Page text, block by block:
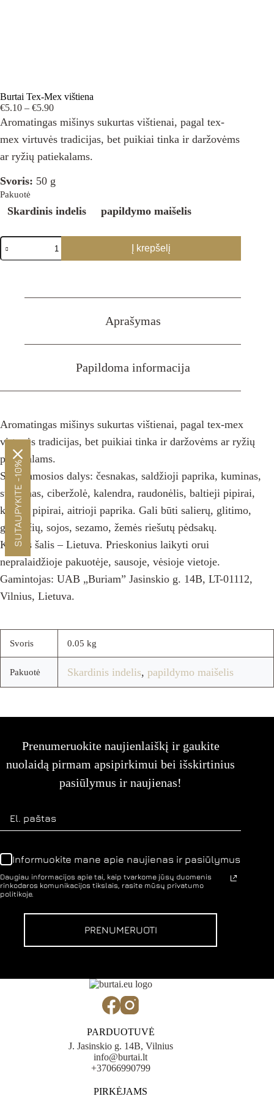
Burtai Tex-Mex vištiena
€5.10 – €5.90Price
range:
€5.10
through
€5.90
Aromatingas mišinys sukurtas vištienai, pagal tex-
mex virtuvės tradicijas, bet puikiai tinka ir daržovėms
ar ryžių patiekalams.
Svoris: 50 g
Pakuotė
Skardinis indelis papildymo maišelis
produkto
kiekis:
Burtai
Į krepšelį
Aprašymas
Papildoma informacija
Aromatingas mišinys sukurtas vištienai, pagal tex-mex
virtuvės tradicijas, bet puikiai tinka ir daržovėms ar ryžių
patiekalams.
Sudedamosios dalys: česnakas, saldžioji paprika, kuminas,
svogūnas, ciberžolė, kalendra, raudonėlis, baltieji pipirai,
kajeno pipirai, aitrioji paprika. Gali būti salierų, glitimo,
garstyčių, sojos, sezamo, žemės riešutų pėdsakų.
Kilmės šalis – Lietuva. Prieskonius laikyti orui
nepralaidžioje pakuotėje, sausoje, vėsioje vietoje.
Gamintojas: UAB „Buriam” Jasinskio g. 14B, LT-01112,
Vilnius, Lietuva.
Svoris 0.05 kg
Pakuotė Skardinis indelis, papildymo maišelis
Prenumeruokite naujienlaiškį ir gaukite
nuolaidą pirmam apsipirkimui bei išskirtinius
pasiūlymus ir naujienas!
Informuokite mane apie naujienas ir pasiūlymus
Daugiau informacijos apie tai, kaip tvarkome jūsų duomenis
rinkodaros komunikacijos tikslais, rasite mūsų privatumo
politikoje.
PRENUMERUOTI
PARDUOTUVĖ
J. Jasinskio g. 14B, Vilnius
info@burtai.lt
+37066990799
PIRKĖJAMS
SUTAUPYKITE -10%